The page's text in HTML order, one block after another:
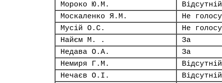
Мороко Ю.М.
Відсутній
Москаленко Я.М.
Не
Мусій О.С.
Не
Найєм М. .
За
Недава О.А.
За
Немиря Г.М.
Відсутній
Нечаєв О.І.
Відсутній